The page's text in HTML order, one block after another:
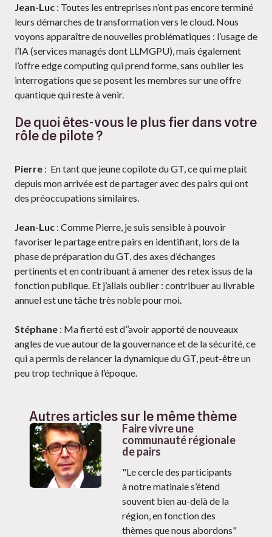
Jean-Luc : Toutes les entreprises n’ont pas encore terminé
leurs démarches de transformation vers le cloud. Nous
voyons apparaître de nouvelles problématiques : l’usage de
l’IA (services managés dont LLMGPU), mais également
l’offre edge computing qui prend forme, sans oublier les
interrogations que se posent les membres sur une offre
quantique qui reste à venir.
De quoi êtes-vous le plus fier dans votre
rôle de pilote ?
Pierre : En tant que jeune copilote du GT, ce qui me plait
depuis mon arrivée est de partager avec des pairs qui ont
des préoccupations similaires.
Jean-Luc : Comme Pierre, je suis sensible à pouvoir
favoriser le partage entre pairs en identifiant, lors de la
phase de préparation du GT, des axes d’échanges
pertinents et en contribuant à amener des retex issus de la
fonction publique. Et j’allais oublier : contribuer au livrable
annuel est une tâche très noble pour moi.
Stéphane : Ma fierté est d’’avoir apporté de nouveaux
angles de vue autour de la gouvernance et de la sécurité, ce
qui a permis de relancer la dynamique du GT, peut-être un
peu trop technique à l’époque.
Autres articles sur le même thème
Faire vivre une
communauté régionale
de pairs
"Le cercle des participants
à notre matinale s’étend
souvent bien au-delà de la
région, en fonction des
thèmes que nous abordons"